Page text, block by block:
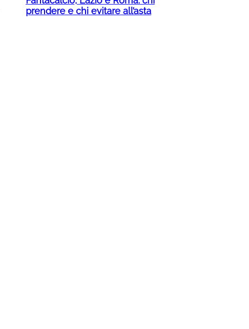
prendere e chi evitare all’asta